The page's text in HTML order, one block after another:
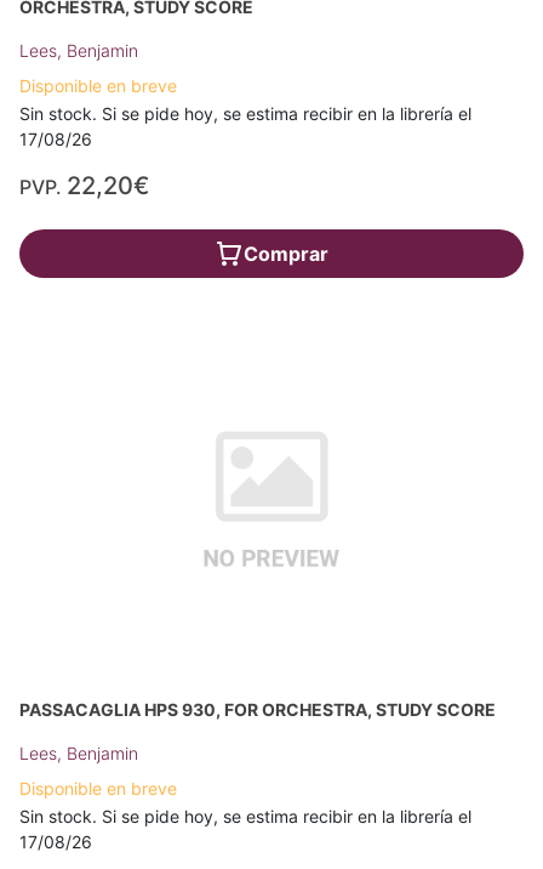
ORCHESTRA, STUDY SCORE
Lees, Benjamin
Disponible en breve
Sin stock. Si se pide hoy, se estima recibir en la librería el
17/08/26
PVP. 22,20€
Comprar
PASSACAGLIA HPS 930, FOR ORCHESTRA, STUDY SCORE
Lees, Benjamin
Disponible en breve
Sin stock. Si se pide hoy, se estima recibir en la librería el
17/08/26